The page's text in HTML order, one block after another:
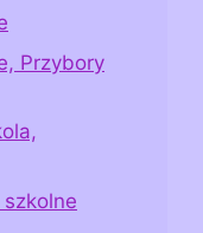
Przybory